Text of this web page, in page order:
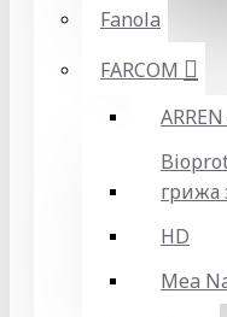
Fanola
FARCOM
грижа
HD
Mea